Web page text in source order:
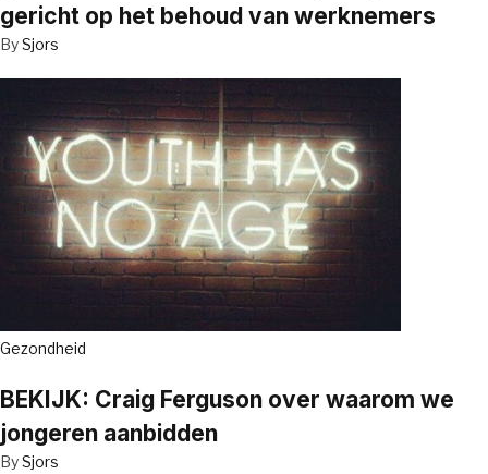
gericht op het behoud van werknemers
BySjors
Gezondheid
BEKIJK: Craig Ferguson over waarom we
jongeren aanbidden
BySjors